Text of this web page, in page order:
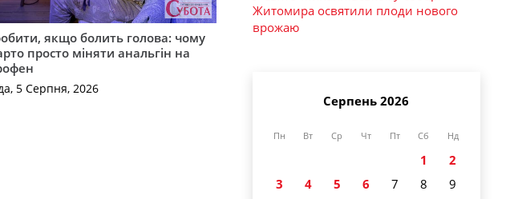
якщо болить голова: чому
просто міняти анальгін на
5 Серпня, 2026
Житомира освятили плоди нового
врожаю
Серпень 2026
Пн Вт Ср Чт Пт Сб Нд
1
2
3
4 5 6 7 8
9